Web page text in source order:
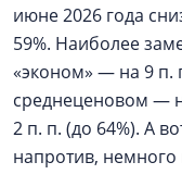
июне 2026 года
59%. Наиболее
«эконом» — на 9 п.
среднеценовом —
2 п. п. (до 64%). А
напротив,